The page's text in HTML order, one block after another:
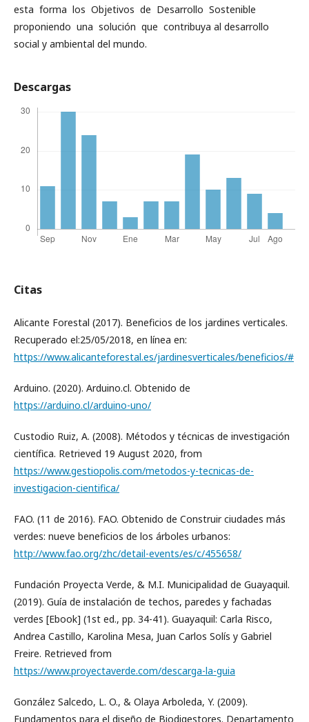
esta forma los Objetivos de Desarrollo Sostenible
proponiendo una solución que contribuya al desarrollo
social y ambiental del mundo.
Descargas
Citas
Alicante Forestal (2017). Beneficios de los jardines verticales.
Recuperado el:25/05/2018, en línea en:
https://www.alicanteforestal.es/jardinesverticales/beneficios/#
Arduino. (2020). Arduino.cl. Obtenido de
https://arduino.cl/arduino-uno/
Custodio Ruiz, A. (2008). Métodos y técnicas de investigación
científica. Retrieved 19 August 2020, from
https://www.gestiopolis.com/metodos-y-tecnicas-de-
investigacion-cientifica/
FAO. (11 de 2016). FAO. Obtenido de Construir ciudades más
verdes: nueve beneficios de los árboles urbanos:
http://www.fao.org/zhc/detail-events/es/c/455658/
Fundación Proyecta Verde, & M.I. Municipalidad de Guayaquil.
(2019). Guía de instalación de techos, paredes y fachadas
verdes [Ebook] (1st ed., pp. 34-41). Guayaquil: Carla Risco,
Andrea Castillo, Karolina Mesa, Juan Carlos Solís y Gabriel
Freire. Retrieved from
https://www.proyectaverde.com/descarga-la-guia
González Salcedo, L. O., & Olaya Arboleda, Y. (2009).
Fundamentos para el diseño de Biodigestores. Departamento